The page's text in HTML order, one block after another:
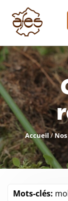
Accueil/
Mots-clés: